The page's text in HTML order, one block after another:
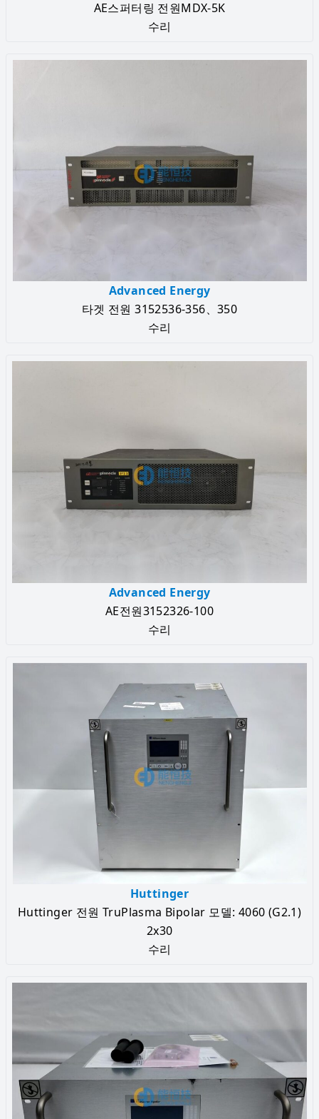
AE스퍼터링 전원MDX-5K
수리
Advanced Energy
타겟 전원 3152536-356、350
수리
Advanced Energy
AE전원3152326-100
수리
Huttinger
Huttinger 전원 TruPlasma Bipolar 모델: 4060 (G2.1)
2x30
수리